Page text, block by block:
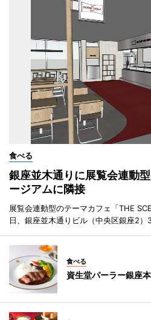
食べる
銀座並木通りに展覧会連動
ージアムに隣接
展覧会連動型のテーマカフェ「THE
日、銀座並木通りビル（中央区銀座2）
食べる
資生堂パーラー銀座